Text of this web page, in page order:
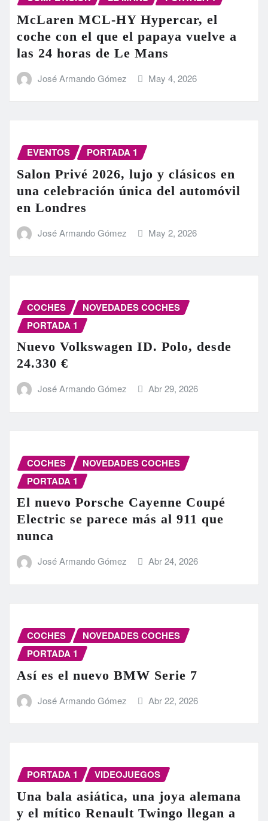
McLaren MCL-HY Hypercar, el
coche con el que el papaya vuelve a
las 24 horas de Le Mans
José Armando Gómez May 4, 2026
EVENTOS PORTADA 1
Salon Privé 2026, lujo y clásicos en
una celebración única del automóvil
en Londres
José Armando Gómez May 2, 2026
COCHES
NOVEDADES COCHES
PORTADA 1
Nuevo Volkswagen ID. Polo, desde
24.330 €
José Armando Gómez Abr 29, 2026
COCHES
NOVEDADES COCHES
PORTADA 1
El nuevo Porsche Cayenne Coupé
Electric se parece más al 911 que
nunca
José Armando Gómez Abr 24, 2026
COCHES
NOVEDADES COCHES
PORTADA 1
Así es el nuevo BMW Serie 7
José Armando Gómez Abr 22, 2026
PORTADA 1 VIDEOJUEGOS
Una bala asiática, una joya alemana
y el mítico Renault Twingo llegan a